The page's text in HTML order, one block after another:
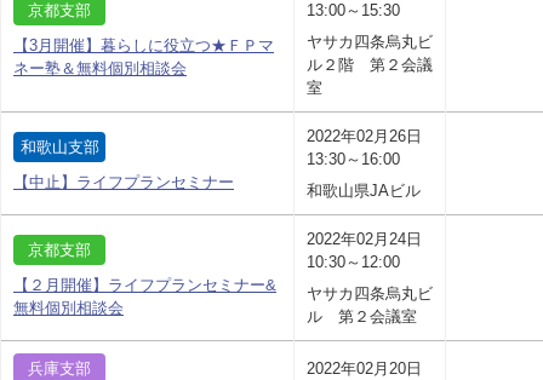
京都支部
【3月開催】暮らしに役立つ★ＦＰマ
ネー塾＆無料個別相談会
13:00～15:30
ヤサカ四条烏丸ビ
ル２階 第２会議
室
和歌山支部
【中止】ライフプランセミナー
2022年02月26日
13:30～16:00
和歌山県JAビル
京都支部
【２月開催】ライフプランセミナー&
無料個別相談会
2022年02月24日
10:30～12:00
ヤサカ四条烏丸ビ
ル 第２会議室
兵庫支部
2022年02月20日